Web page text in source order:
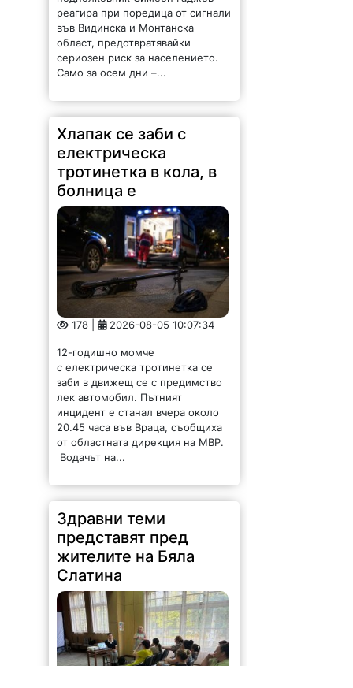
реагира при поредица от сигнали
във Видинска и Монтанска
област, предотвратявайки
сериозен риск за населението.
Само за осем дни –...
Хлапак се заби с
електрическа
тротинетка в кола, в
болница е
178 | 2026-08-05 10:07:34
12-годишно момче
с електрическа тротинетка се
заби в движещ се с предимство
лек автомобил. Пътният
20.45 часа във Враца, съобщиха
от областната дирекция на МВР.
Водачът на...
Здравни теми
представят пред
жителите на Бяла
Слатина